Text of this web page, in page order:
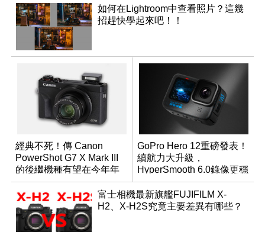
如何在Lightroom中查看照片？這幾
招趕快學起來吧！！
經典不死！傳 Canon
PowerShot G7 X Mark III
的後繼機種有望在今年年
底前推出？
GoPro Hero 12重磅發表！
續航力大升級，
HyperSmooth 6.0錄像更穩
定
富士相機最新旗艦FUJIFILM X-
H2、X-H2S究竟主要差異有哪些？